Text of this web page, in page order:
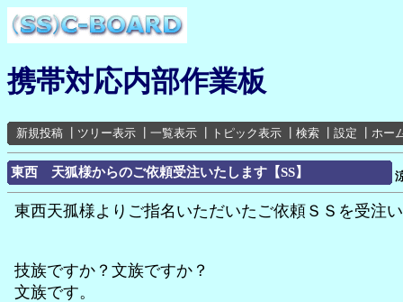
携帯対応内部作業板
新規投稿 ツリー表示 一覧表示 トピック表示 検索 設定 ホー
東西 天狐様からのご依頼受注いたします【SS】
東西天孤様よりご指名いただいたご依頼ＳＳを受注
技族ですか？文族ですか？
文族です。